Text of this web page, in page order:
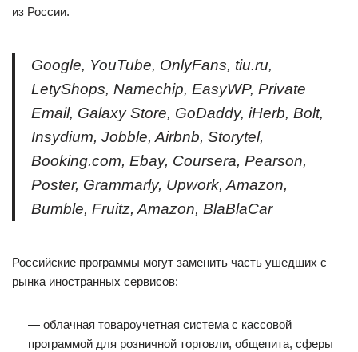
из России.
Google, YouTube, OnlyFans, tiu.ru,
LetyShops, Namechip, EasyWP, Private
Email, Galaxy Store, GoDaddy, iHerb, Bolt,
Insydium, Jobble, Airbnb, Storytel,
Booking.com, Ebay, Coursera, Pearson,
Poster, Grammarly, Upwork, Amazon,
Bumble, Fruitz, Amazon, BlaBlaCar
Российские программы могут заменить часть ушедших с
рынка иностранных сервисов:
— облачная товароучетная система с кассовой
программой для розничной торговли, общепита, сферы